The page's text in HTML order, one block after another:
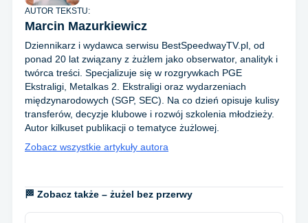
AUTOR TEKSTU:
Marcin Mazurkiewicz
Dziennikarz i wydawca serwisu BestSpeedwayTV.pl, od
ponad 20 lat związany z żużlem jako obserwator, analityk i
twórca treści. Specjalizuje się w rozgrywkach PGE
Ekstraligi, Metalkas 2. Ekstraligi oraz wydarzeniach
międzynarodowych (SGP, SEC). Na co dzień opisuje kulisy
transferów, decyzje klubowe i rozwój szkolenia młodzieży.
Autor kilkuset publikacji o tematyce żużlowej.
Zobacz wszystkie artykuły autora
🏁 Zobacz także – żużel bez przerwy